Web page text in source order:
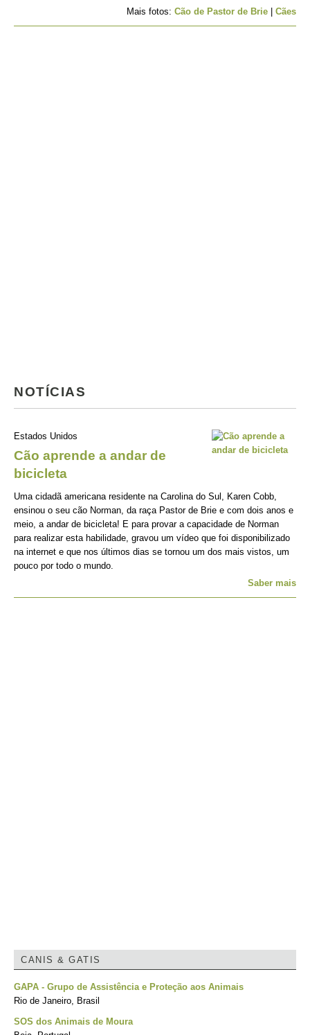
Mais fotos: Cão de Pastor de Brie Cães
NOTÍCIAS
Estados Unidos
Cão aprende a andar de
bicicleta
Uma cidadã americana residente na Carolina do Sul, Karen Cobb,
ensinou o seu cão Norman, da raça Pastor de Brie e com dois anos e
meio, a andar de bicicleta! E para provar a capacidade de Norman
para realizar esta habilidade, gravou um vídeo que foi disponibilizado
na internet e que nos últimos dias se tornou um dos mais vistos, um
pouco por todo o mundo.
Saber mais
CANIS & GATIS
GAPA - Grupo de Assistência e Proteção aos Animais
Rio de Janeiro, Brasil
SOS dos Animais de Moura